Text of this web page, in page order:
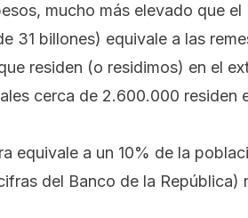
mucho más elevado que el
31 billones) equivale a las
residen (o residimos) en el
cerca de 2.600.000 residen
equivale a un 10% de la
del Banco de la República)